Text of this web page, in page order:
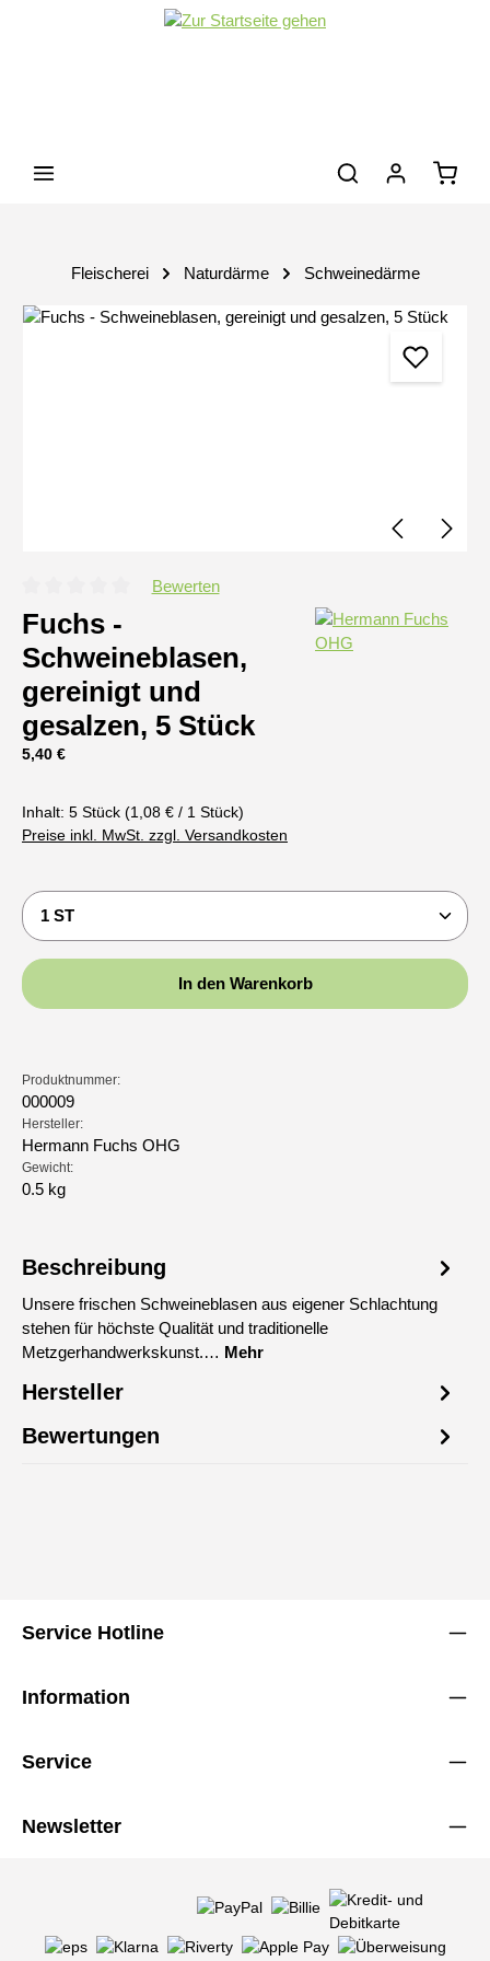
Zum Hauptinhalt springen
Fleischerei Naturdärme Schweinedärme
Bildergalerie überspringen
Durchschnittliche Bewertung von 0 von 5 Sternen
Bewerten
Fuchs -
Schweineblasen,
gereinigt und
gesalzen, 5 Stück
Regulärer Preis:
5,40 €
Inhalt: 5 Stück (1,08 € / 1 Stück)
Preise inkl. MwSt. zzgl. Versandkosten
Produkt Anzahl: Gib den gewünschten Wert ein
In den Warenkorb
Produktnummer:
000009
Hersteller:
Hermann Fuchs OHG
Gewicht:
0.5 kg
Beschreibung
Unsere frischen Schweineblasen aus eigener Schlachtung
stehen für höchste Qualität und traditionelle
Metzgerhandwerkskunst.… Mehr
Hersteller
Bewertungen
Service Hotline
Information
Service
Newsletter